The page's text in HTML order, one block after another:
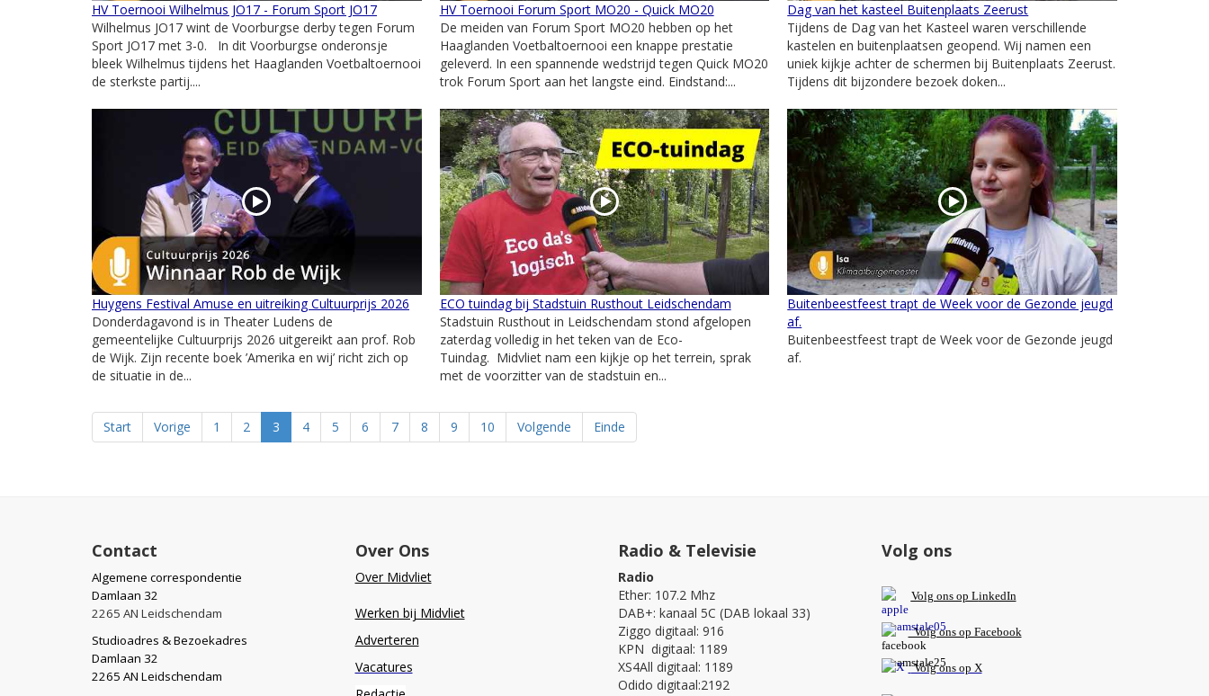
HV Toernooi Wilhelmus JO17 - Forum Sport JO17
Wilhelmus JO17 wint de Voorburgse derby tegen Forum
Sport JO17 met 3-0. In dit Voorburgse onderonsje
bleek Wilhelmus tijdens het Haaglanden Voetbaltoernooi
de sterkste partij....
HV Toernooi Forum Sport MO20 - Quick MO20
De meiden van Forum Sport MO20 hebben op het
Haaglanden Voetbaltoernooi een knappe prestatie
geleverd. In een spannende wedstrijd tegen Quick MO20
trok Forum Sport aan het langste eind. Eindstand:...
Dag van het kasteel Buitenplaats Zeerust
Tijdens de Dag van het Kasteel waren verschillende
kastelen en buitenplaatsen geopend. Wij namen een
uniek kijkje achter de schermen bij Buitenplaats Zeerust.
Tijdens dit bijzondere bezoek doken...
Huygens Festival Amuse en uitreiking Cultuurprijs 2026
Donderdagavond is in Theater Ludens de
gemeentelijke Cultuurprijs 2026 uitgereikt aan prof. Rob
de Wijk. Zijn recente boek ’Amerika en wij’ richt zich op
de situatie in de...
ECO tuindag bij Stadstuin Rusthout Leidschendam
Stadstuin Rusthout in Leidschendam stond afgelopen
zaterdag volledig in het teken van de Eco-
Tuindag. Midvliet nam een kijkje op het terrein, sprak
met de voorzitter van de stadstuin en...
Buitenbeestfeest trapt de Week voor de Gezonde jeugd
af.
Buitenbeestfeest trapt de Week voor de Gezonde jeugd
af.
Start Vorige 1 2 3 4 5 6 7 8 9 10 Volgende Einde
Contact
Algemene correspondentie
Damlaan 32
2265 AN Leidschendam
Studioadres & Bezoekadres
Damlaan 32
2265 AN Leidschendam
Over Ons
Over Midvliet
Werken bij Midvliet
Adverteren
Vacatures
Radio & Televisie
Radio
Ether: 107.2 Mhz
DAB+: kanaal 5C (DAB lokaal 33)
Ziggo digitaal: 916
KPN digitaal: 1189
XS4All digitaal: 1189
Odido digitaal:2192
Volg ons
Volg ons op LinkedIn
Volg ons op Facebook
Volg ons op X